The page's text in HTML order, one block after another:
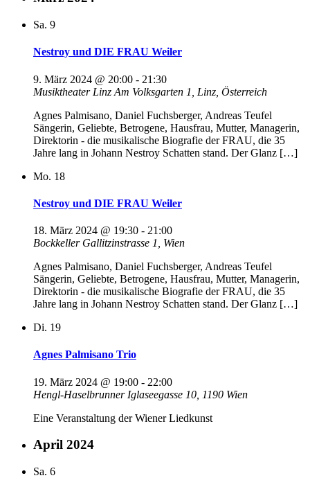
Sa. 9
Nestroy und DIE FRAU Weiler
9. März 2024 @ 20:00 - 21:30
Musiktheater Linz Am Volksgarten 1, Linz, Österreich
Agnes Palmisano, Daniel Fuchsberger, Andreas Teufel
Sängerin, Geliebte, Betrogene, Hausfrau, Mutter, Managerin,
Direktorin - die musikalische Biografie der FRAU, die 35
Jahre lang in Johann Nestroy Schatten stand. Der Glanz […]
Mo. 18
Nestroy und DIE FRAU Weiler
18. März 2024 @ 19:30 - 21:00
Bockkeller Gallitzinstrasse 1, Wien
Agnes Palmisano, Daniel Fuchsberger, Andreas Teufel
Sängerin, Geliebte, Betrogene, Hausfrau, Mutter, Managerin,
Direktorin - die musikalische Biografie der FRAU, die 35
Jahre lang in Johann Nestroy Schatten stand. Der Glanz […]
Di. 19
Agnes Palmisano Trio
19. März 2024 @ 19:00 - 22:00
Hengl-Haselbrunner Iglaseegasse 10, 1190 Wien
Eine Veranstaltung der Wiener Liedkunst
April 2024
Sa. 6